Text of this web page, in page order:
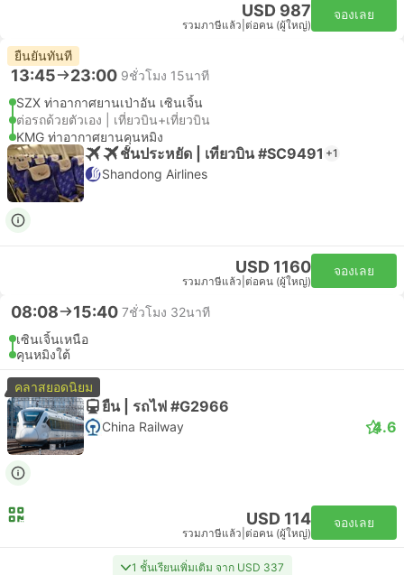
USD 987
รวมภาษีแล้ว ต่อคน (ผู้ใหญ่)
จองเลย
ยืนยันทันที
13:45 23:00 9ชั่วโมง 15นาที
SZX ท่าอากาศยานเป่าอัน เซินเจิ้น
ต่อรถด้วยตัวเอง | เที่ยวบิน+เที่ยวบิน
KMG ท่าอากาศยานคุนหมิง
ชั้นประหยัด | เที่ยวบิน #SC9491 +1
Shandong Airlines
USD 1160
รวมภาษีแล้ว ต่อคน (ผู้ใหญ่)
จองเลย
08:08 15:40 7ชั่วโมง 32นาที
เซินเจิ้นเหนือ
คุนหมิงใต้
คลาสยอดนิยม
ยืน | รถไฟ #G2966
China Railway 4.6
USD 114
รวมภาษีแล้ว ต่อคน (ผู้ใหญ่)
จองเลย
1 ชั้นเรียนเพิ่มเติม จาก USD 337